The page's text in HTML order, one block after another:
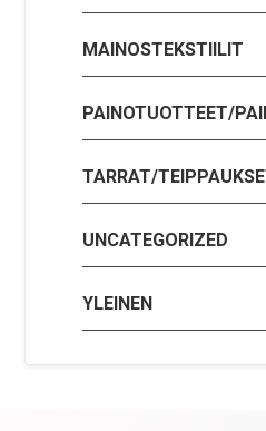
MAINOSTEKSTIILIT
PAINOTUOTTEET/
TARRAT/
UNCATEGORIZED
YLEINEN